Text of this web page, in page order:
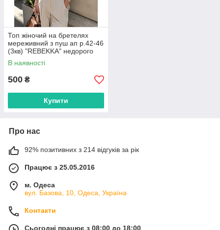
Топ жіночий на бретелях
мереживний з пуш ап р.42-46
(3кв) "REBEKKA" недорого
гуртом від прямого
постачальника
В наявності
500 ₴
Купити
Про нас
92% позитивних з 214 відгуків за рік
Працює з 25.05.2016
м. Одеса
вул. Базова, 10, Одеса, Україна
Контакти
Сьогодні працює з 08:00 до 18:00